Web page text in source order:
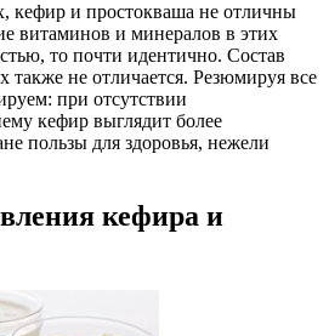
кефир и простокваша не отличны
витаминов и минералов в этих
то почти идентично. Состав
также не отличается. Резюмируя все
при отсутствии
кефир выглядит более
пользы для здоровья, нежели
кефира и